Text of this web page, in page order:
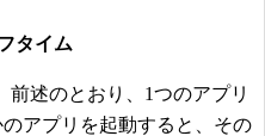
タイム
述のとおり、1つのアプリ
アプリを起動すると、その